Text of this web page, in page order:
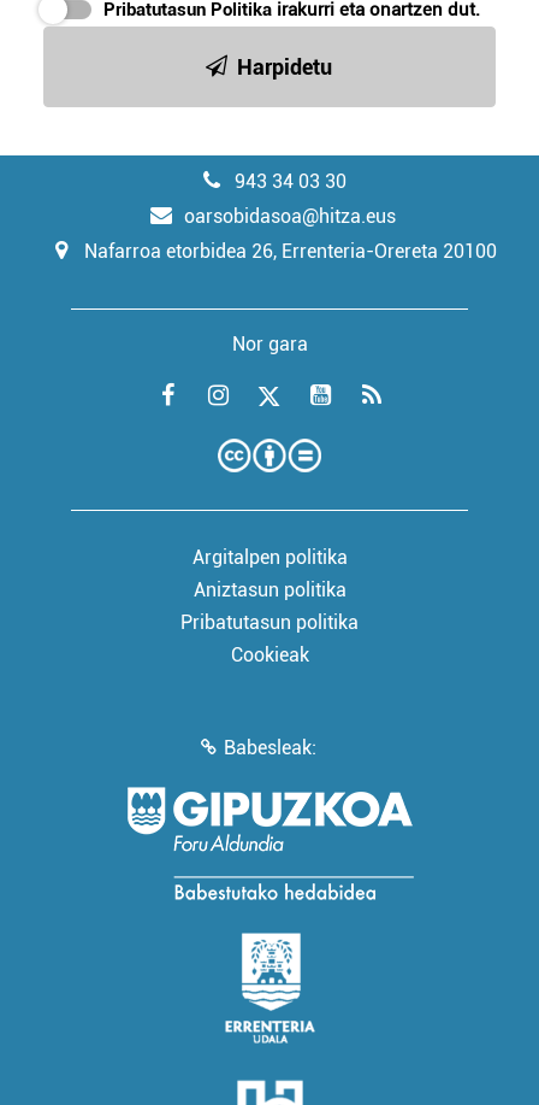
Pribatutasun Politika irakurri eta onartzen dut.
Harpidetu
943 34 03 30
oarsobidasoa@hitza.eus
Nafarroa etorbidea 26, Errenteria-Orereta 20100
Nor gara
Argitalpen politika
Aniztasun politika
Pribatutasun politika
Cookieak
Babesleak: